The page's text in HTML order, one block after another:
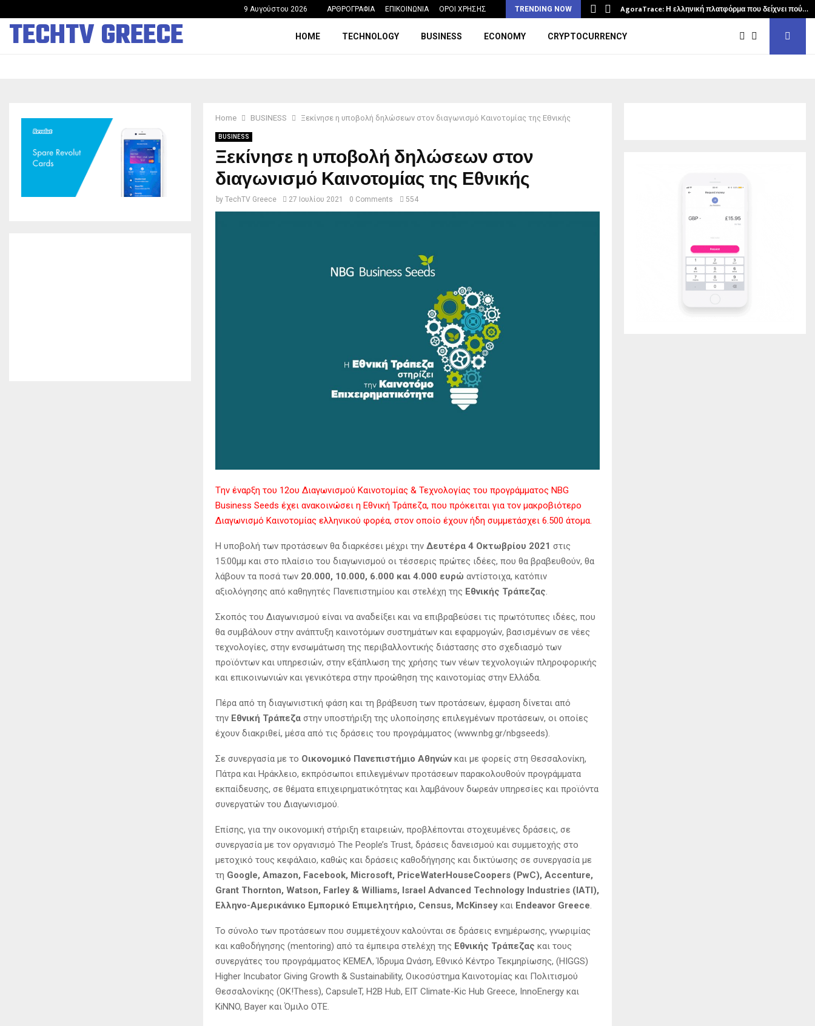
9 Αυγούστου 2026 ΑΡΘΡΟΓΡΑΦΙΑ ΕΠΙΚΟΙΝΩΝΙΑ ΟΡΟΙ ΧΡΗΣΗΣ TRENDING NOW
Η σχολική ώρα που θα μπορούσε να… AgoraTrace: Η ελληνική πλατφόρμα που δείχνει πού…
TECHTV GREECE HOME TECHNOLOGY BUSINESS ECONOMY CRYPTOCURRENCY
Home BUSINESS Ξεκίνησε η υποβολή δηλώσεων στον διαγωνισμό Καινοτομίας της Εθνικής
BUSINESS
Ξεκίνησε η υποβολή δηλώσεων στον
διαγωνισμό Καινοτομίας της Εθνικής
by TechTV Greece 27 Ιουλίου 2021 0 Comments 554
Tην έναρξη του 12ου Διαγωνισμού Καινοτομίας & Τεχνολογίας του προγράμματος NBG
Business Seeds έχει ανακοινώσει η Εθνική Τράπεζα, που πρόκειται για τον μακροβιότερο
Διαγωνισμό Καινοτομίας ελληνικού φορέα, στον οποίο έχουν ήδη συμμετάσχει 6.500 άτομα.
Η υποβολή των προτάσεων θα διαρκέσει μέχρι την Δευτέρα 4 Οκτωβρίου 2021 στις
15:00μμ και στο πλαίσιο του διαγωνισμού οι τέσσερις πρώτες ιδέες, που θα βραβευθούν, θα
λάβουν τα ποσά των 20.000, 10.000, 6.000 και 4.000 ευρώ αντίστοιχα, κατόπιν
αξιολόγησης από καθηγητές Πανεπιστημίου και στελέχη της Εθνικής Τράπεζας.
Σκοπός του Διαγωνισμού είναι να αναδείξει και να επιβραβεύσει τις πρωτότυπες ιδέες, που
θα συμβάλουν στην ανάπτυξη καινοτόμων συστημάτων και εφαρμογών, βασισμένων σε νέες
τεχνολογίες, στην ενσωμάτωση της περιβαλλοντικής διάστασης στο σχεδιασμό των
προϊόντων και υπηρεσιών, στην εξάπλωση της χρήσης των νέων τεχνολογιών πληροφορικής
και επικοινωνιών και γενικότερα στην προώθηση της καινοτομίας στην Ελλάδα.
Πέρα από τη διαγωνιστική φάση και τη βράβευση των προτάσεων, έμφαση δίνεται από
την Εθνική Τράπεζα στην υποστήριξη της υλοποίησης επιλεγμένων προτάσεων, οι οποίες
έχουν διακριθεί, μέσα από τις δράσεις του προγράμματος (www.nbg.gr/nbgseeds).
Σε συνεργασία με το Οικονομικό Πανεπιστήμιο Αθηνώνκαι με φορείς στη Θεσσαλονίκη,
Πάτρα και Ηράκλειο, εκπρόσωποι επιλεγμένων προτάσεων παρακολουθούν προγράμματα
εκπαίδευσης, σε θέματα επιχειρηματικότητας και λαμβάνουν δωρεάν υπηρεσίες και προϊόντα
συνεργατών του Διαγωνισμού.
Επίσης, για την οικονομική στήριξη εταιρειών, προβλέπονται στοχευμένες δράσεις, σε
συνεργασία με τον οργανισμό The People’s Trust, δράσεις δανεισμού και συμμετοχής στο
μετοχικό τους κεφάλαιο, καθώς και δράσεις καθοδήγησης και δικτύωσης σε συνεργασία με
τη Google, Amazon, Facebook, Microsoft, PriceWaterHouseCoopers (PwC), Accenture,
Grant Thornton, Watson, Farley & Williams, Israel Advanced Technology Industries (IATI),
Ελληνο-Αμερικάνικο Εμπορικό Επιμελητήριο, Census, ΜcKinsey και Endeavor Greece.
Το σύνολο των προτάσεων που συμμετέχουν καλούνται σε δράσεις ενημέρωσης, γνωριμίας
και καθοδήγησης (mentoring) από τα έμπειρα στελέχη της Εθνικής Τράπεζας και τους
συνεργάτες του προγράμματος KEMEΛ, Ίδρυμα Ωνάση, Εθνικό Κέντρο Τεκμηρίωσης, (HIGGS)
Higher Incubator Giving Growth & Sustainability, Οικοσύστημα Καινοτομίας και Πολιτισμού
Θεσσαλονίκης (ΟΚ!Τhess), CapsuleT, H2B Hub, ΕΙΤ Climate-Kic Hub Greece, InnoEnergy και
KiNNO, Bayer και Όμιλο ΟΤΕ.